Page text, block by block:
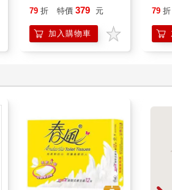
恭談以心轉境的適齡漫
79 折 特價 379 元
加入購物車
79 折